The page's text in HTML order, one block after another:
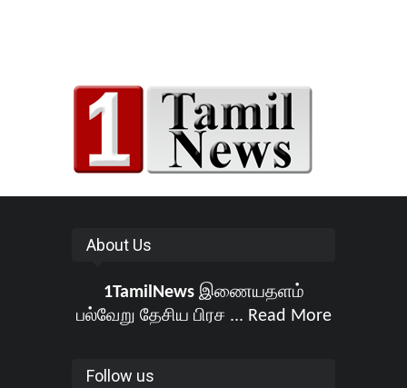
About Us
1TamilNewsஇணையதளம்
பல்வேறு தேசிய பிரச ... Read More
Follow us